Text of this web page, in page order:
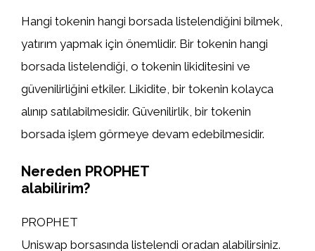
Hangi tokenin hangi borsada listelendiğini bilmek,
yatırım yapmak için önemlidir. Bir tokenin hangi
borsada listelendiği, o tokenin likiditesini ve
güvenilirliğini etkiler. Likidite, bir tokenin kolayca
alınıp satılabilmesidir. Güvenilirlik, bir tokenin
borsada işlem görmeye devam edebilmesidir.
Nereden PROPHET
alabilirim?
PROPHET
Uniswap borsasında listelendi oradan alabilirsiniz.